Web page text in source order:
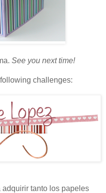
See you next time!
challenges:
tanto los papeles